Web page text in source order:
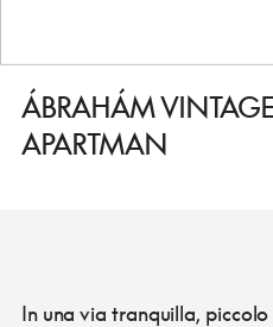
ÁBRAHÁM
APARTMAN
In una via tranquilla,